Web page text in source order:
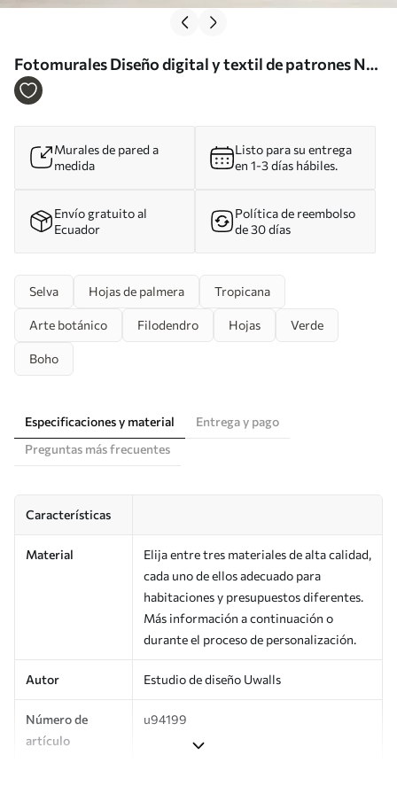
Fotomurales Diseño digital y textil de patrones Nr.
u94199
Murales de pared a
medida
Listo para su entrega
en 1-3 días hábiles.
Envío gratuito al
Ecuador
Política de reembolso
de 30 días
Selva Hojas de palmera Tropicana
Arte botánico Filodendro Hojas Verde
Boho
Especificaciones y material
Entrega y pago
Preguntas más frecuentes
Características
Material
Elija entre tres materiales de alta calidad,
cada uno de ellos adecuado para
habitaciones y presupuestos diferentes.
Más información a continuación o
durante el proceso de personalización.
Autor Estudio de diseño Uwalls
Número de
artículo
u94199